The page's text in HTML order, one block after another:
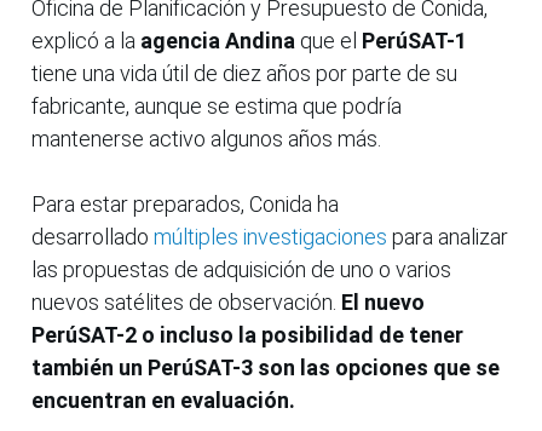
Oficina de Planificación y Presupuesto de Conida,
explicó a la agencia Andina que el PerúSAT-1
tiene una vida útil de diez años por parte de su
fabricante, aunque se estima que podría
mantenerse activo algunos años más.
Para estar preparados, Conida ha
desarrollado múltiples investigaciones para analizar
las propuestas de adquisición de uno o varios
nuevos satélites de observación. El nuevo
PerúSAT-2 o incluso la posibilidad de tener
también un PerúSAT-3 son las opciones que se
encuentran en evaluación.